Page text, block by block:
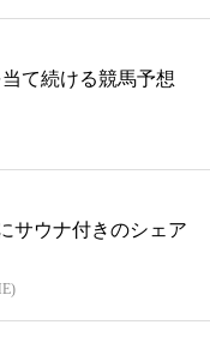
当て続ける競馬予想
サウナ付きのシェア